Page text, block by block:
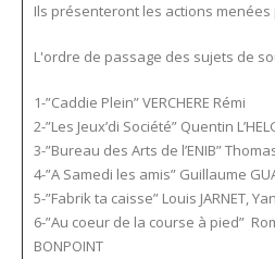
Ils présenteront les actions
L'ordre de passage des sujets de
1-”Caddie Plein” VERCHERE Rémi
2-”Les Jeux’di Société” Quentin
3-”Bureau des Arts de l’ENIB”
4-”A Samedi les amis” Guillaume
5-”Fabrik ta caisse” Louis JARNET,
6-”Au coeur de la course à pied”
BONPOINT